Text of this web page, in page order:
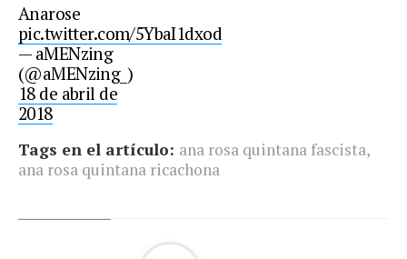
Anarose
pic.twitter.com/5YbaI1dxod
— aMENzing
(@aMENzing_)
18 de abril de
2018
Tags en el artículo: ana rosa quintana fascista,
ana rosa quintana ricachona